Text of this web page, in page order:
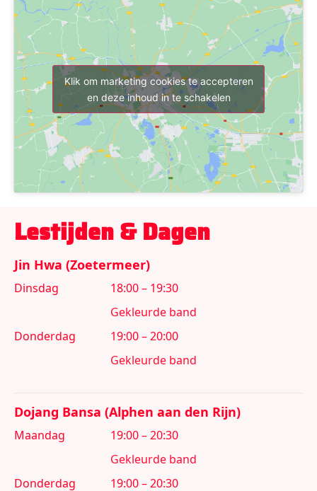
Klik om marketing cookies te accepteren
en deze inhoud in te schakelen
Lestijden & Dagen​
Jin Hwa (Zoetermeer)
Dinsdag
18:00 – 19:30
Gekleurde band
Donderdag
19:00 – 20:00
Gekleurde band
Dojang Bansa (Alphen aan den Rijn)
Maandag
19:00 – 20:30
Gekleurde band
Donderdag
19:00 – 20:30